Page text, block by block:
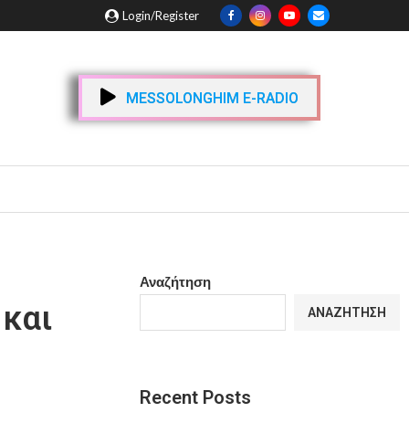
Login/Register
MESSOLONGHIM E-RADIO
Αναζήτηση
ΑΝΑΖΉΤΗΣΗ
Recent Posts